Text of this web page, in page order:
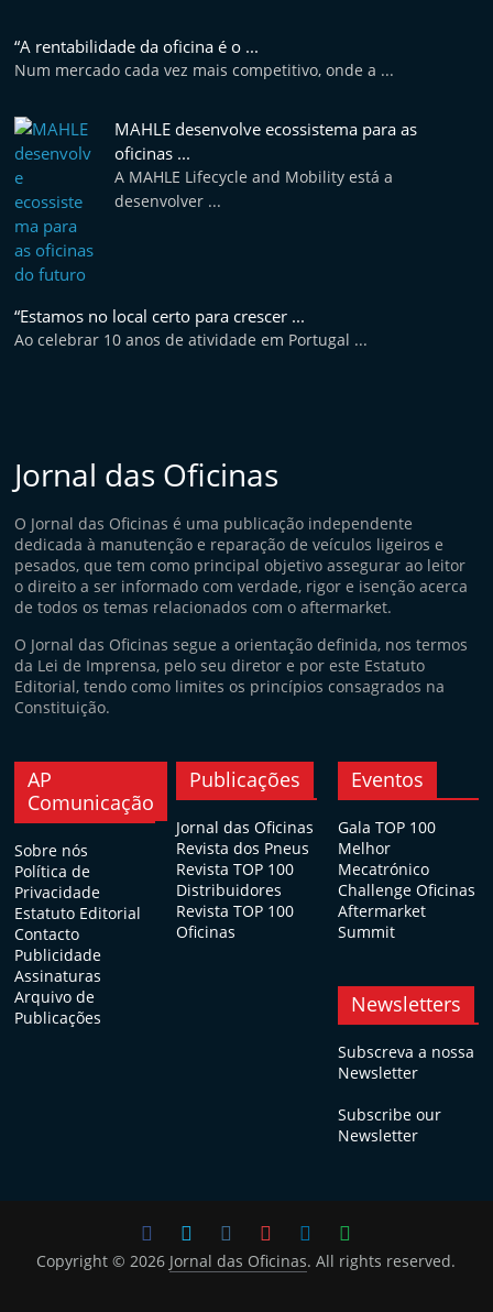
t
g
a
“A rentabilidade da oficina é o ...
Num mercado cada vez mais competitivo, onde a ...
MAHLE desenvolve ecossistema para as
oficinas ...
A MAHLE Lifecycle and Mobility está a
desenvolver ...
“Estamos no local certo para crescer ...
Ao celebrar 10 anos de atividade em Portugal ...
Jornal das Oficinas
O Jornal das Oficinas é uma publicação independente
dedicada à manutenção e reparação de veículos ligeiros e
pesados, que tem como principal objetivo assegurar ao leitor
o direito a ser informado com verdade, rigor e isenção acerca
de todos os temas relacionados com o aftermarket.
O Jornal das Oficinas segue a orientação definida, nos termos
da Lei de Imprensa, pelo seu diretor e por este Estatuto
Editorial, tendo como limites os princípios consagrados na
Constituição.
AP
Comunicação
Sobre nós
Política de
Privacidade
Estatuto Editorial
Contacto
Publicidade
Assinaturas
Arquivo de
Publicações
Publicações
Jornal das Oficinas
Revista dos Pneus
Revista TOP 100
Distribuidores
Revista TOP 100
Oficinas
Eventos
Gala TOP 100
Melhor
Mecatrónico
Challenge Oficinas
Aftermarket
Summit
Newsletters
Subscreva a nossa
Newsletter
Subscribe our
Newsletter
Copyright © 2026 Jornal das Oficinas. All rights reserved.